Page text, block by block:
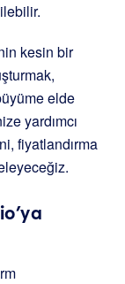
kesin bir
elde
yardımcı
fiyatlandırma